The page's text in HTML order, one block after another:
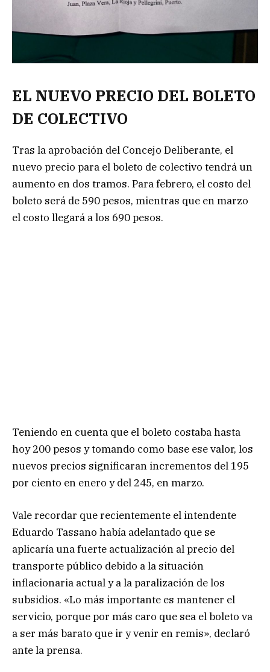
EL NUEVO PRECIO DEL BOLETO
DE COLECTIVO
Tras la aprobación del Concejo Deliberante, el
nuevo precio para el boleto de colectivo tendrá un
aumento en dos tramos. Para febrero, el costo del
boleto será de 590 pesos, mientras que en marzo
el costo llegará a los 690 pesos.
Teniendo en cuenta que el boleto costaba hasta
hoy 200 pesos y tomando como base ese valor, los
nuevos precios significaran incrementos del 195
por ciento en enero y del 245, en marzo.
Vale recordar que recientemente el intendente
Eduardo Tassano había adelantado que se
aplicaría una fuerte actualización al precio del
transporte público debido a la situación
inflacionaria actual y a la paralización de los
subsidios. «Lo más importante es mantener el
servicio, porque por más caro que sea el boleto va
a ser más barato que ir y venir en remis», declaró
ante la prensa.